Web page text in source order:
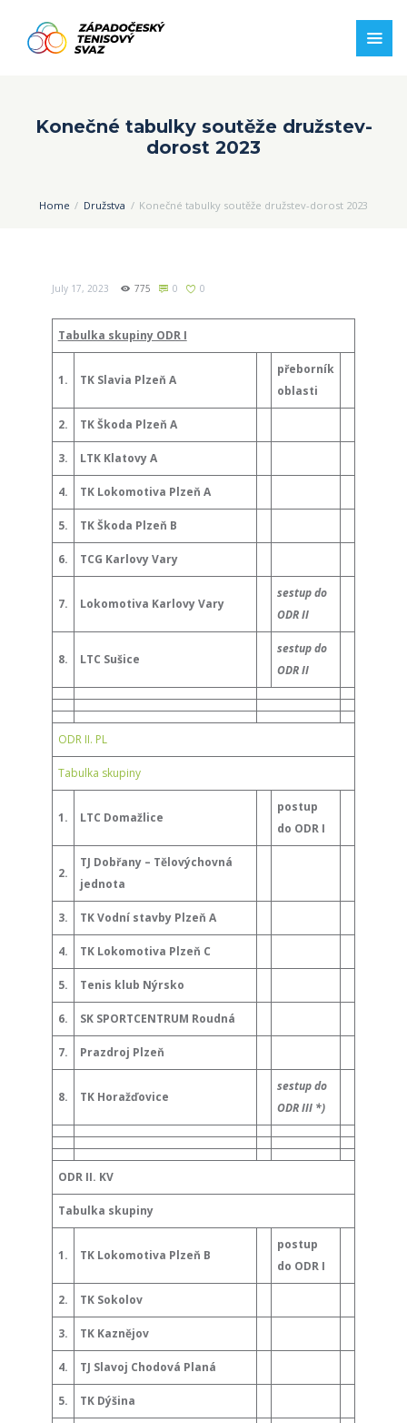
Konečné tabulky soutěže družstev-
dorost 2023
Home Družstva Konečné tabulky soutěže družstev-dorost 2023
July 17, 2023 775 0 0
Tabulka skupiny ODR I
1. TK Slavia Plzeň A
přeborník
oblasti
2. TK Škoda Plzeň A
3. LTK Klatovy A
4. TK Lokomotiva Plzeň A
5. TK Škoda Plzeň B
6. TCG Karlovy Vary
7. Lokomotiva Karlovy Vary
sestup do
ODR II
8. LTC Sušice
sestup do
ODR II
ODR II. PL
Tabulka skupiny
1. LTC Domažlice
postup
do ODR I
2.
TJ Dobřany – Tělovýchovná
jednota
3. TK Vodní stavby Plzeň A
4. TK Lokomotiva Plzeň C
5. Tenis klub Nýrsko
6. SK SPORTCENTRUM Roudná
7. Prazdroj Plzeň
8. TK Horažďovice
sestup do
ODR III *)
ODR II. KV
Tabulka skupiny
1. TK Lokomotiva Plzeň B
postup
do ODR I
2. TK Sokolov
3. TK Kaznějov
4. TJ Slavoj Chodová Planá
5. TK Dýšina